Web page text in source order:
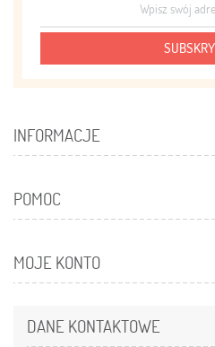
INFORMACJE
POMOC
MOJE KONTO
DANE KONTAKTOWE